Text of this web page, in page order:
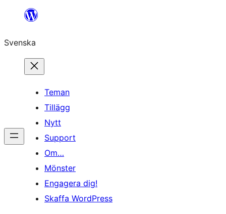
Hoppa
innehåll
Svenska
Teman
Tillägg
Nytt
Support
Om…
Mönster
Engagera dig!
Skaffa WordPress